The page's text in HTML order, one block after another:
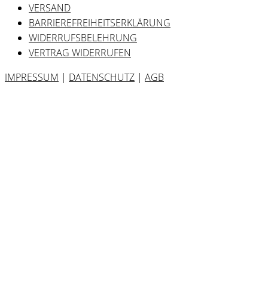
VERSAND
BARRIEREFREIHEITSERKLÄRUNG
WIDERRUFSBELEHRUNG
VERTRAG WIDERRUFEN
IMPRESSUM | DATENSCHUTZ | AGB